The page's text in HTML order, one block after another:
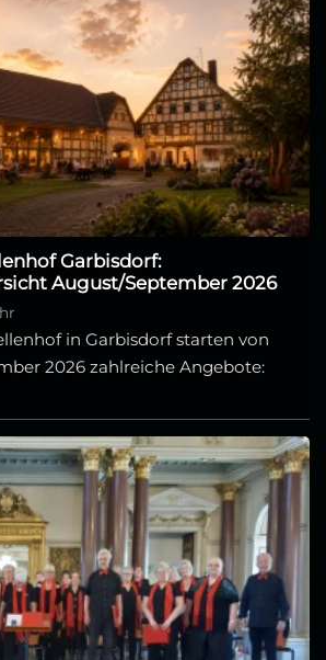
Garbisdorf:
August/September 2026
in Garbisdorf starten von
2026 zahlreiche Angebote: